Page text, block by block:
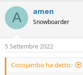
A amen
Snowboarder
5 Settembre 2022
Cocojambo ha detto: